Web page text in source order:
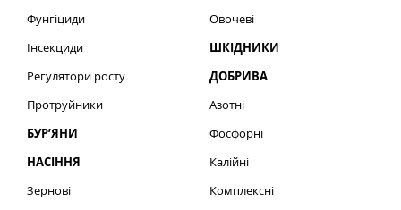
Фунгіциди
Інсекциди
Регулятори росту
Протруйники
БУР’ЯНИ
НАСІННЯ
Зернові
Овочеві
ШКІДНИКИ
ДОБРИВА
Азотні
Фосфорні
Калійні
Комплексні